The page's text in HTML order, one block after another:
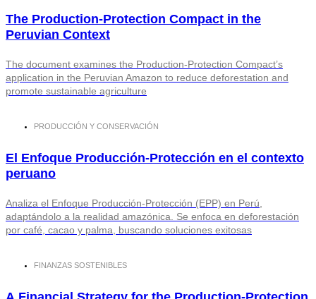
The Production-Protection Compact in the
Peruvian Context
The document examines the Production-Protection Compact’s
application in the Peruvian Amazon to reduce deforestation and
promote sustainable agriculture
PRODUCCIÓN Y CONSERVACIÓN
El Enfoque Producción-Protección en el contexto
peruano
Analiza el Enfoque Producción-Protección (EPP) en Perú,
adaptándolo a la realidad amazónica. Se enfoca en deforestación
por café, cacao y palma, buscando soluciones exitosas
FINANZAS SOSTENIBLES